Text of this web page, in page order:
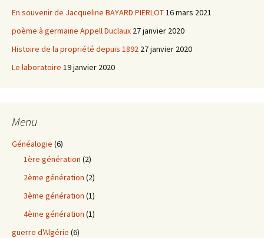
En souvenir de Jacqueline BAYARD PIERLOT16 mars 2021
poème à germaine Appell Duclaux 27 janvier 2020
Histoire de la propriété depuis 1892 27 janvier 2020
Le laboratoire 19 janvier 2020
Menu
Généalogie (6)
1ère génération (2)
2ème génération (2)
3ème génération (1)
4ème génération (1)
guerre d'Algérie (6)